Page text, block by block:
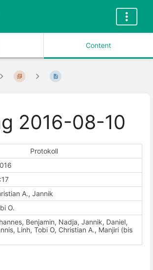
Content
2016-08-10
Protokoll
A., Jannik
O.
Benjamin, Nadja, Jannik, Daniel,
Linh, Tobi O, Christian A., Manjiri (bis